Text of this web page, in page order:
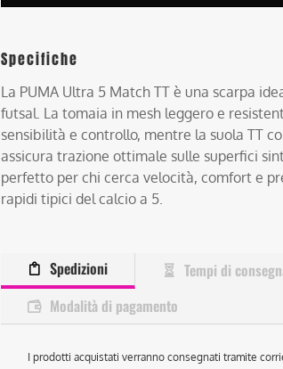
Specifiche
La PUMA Ultra 5 Match TT è una scarpa
futsal. La tomaia in mesh leggero e
sensibilità e controllo, mentre la suola TT
assicura trazione ottimale sulle superfici
perfetto per chi cerca velocità, comfort e
rapidi tipici del calcio a 5.
Spedizioni
Tempi di
Modalità di pagamento
I prodotti acquistati verranno consegnati tramite